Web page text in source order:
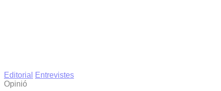
Editorial
Entrevistes
Opinió